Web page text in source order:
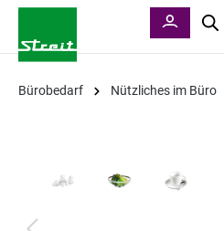
Bürobedarf Nützliches im Büro